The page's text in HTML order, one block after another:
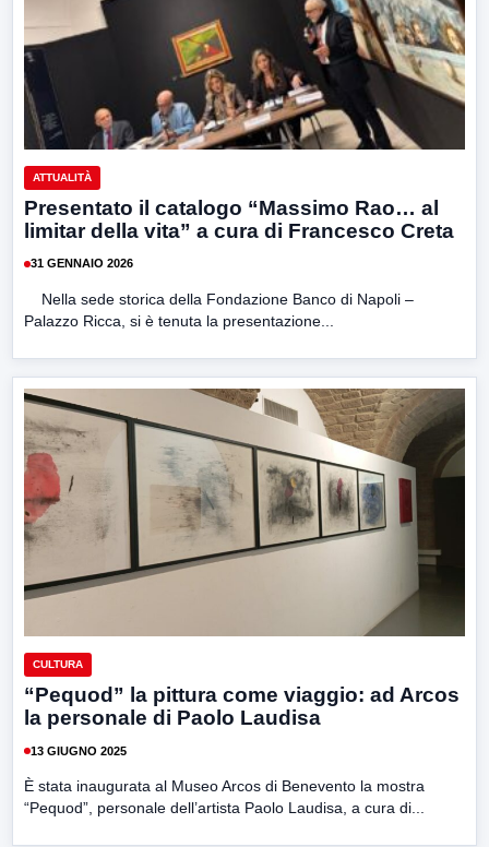
ATTUALITÀ
Presentato il catalogo “Massimo Rao… al
limitar della vita” a cura di Francesco Creta
31 GENNAIO 2026
Nella sede storica della Fondazione Banco di Napoli –
Palazzo Ricca, si è tenuta la presentazione...
CULTURA
“Pequod” la pittura come viaggio: ad Arcos
la personale di Paolo Laudisa
13 GIUGNO 2025
È stata inaugurata al Museo Arcos di Benevento la mostra
“Pequod”, personale dell’artista Paolo Laudisa, a cura di...